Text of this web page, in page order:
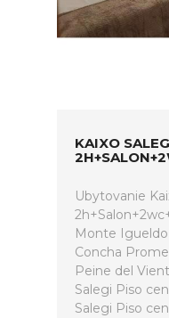
KAIXO
Ubytovanie
Monte
Concha
Peine del
Salegi Piso
Salegi Piso